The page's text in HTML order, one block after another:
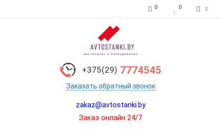
0 0
+375(29) 7774545
Заказать обратный звонок
zakaz@avtostanki.by
Заказ онлайн 24/7